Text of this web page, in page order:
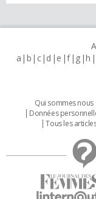
a b c d e f g h
Qui sommes nous
Données
Tous les